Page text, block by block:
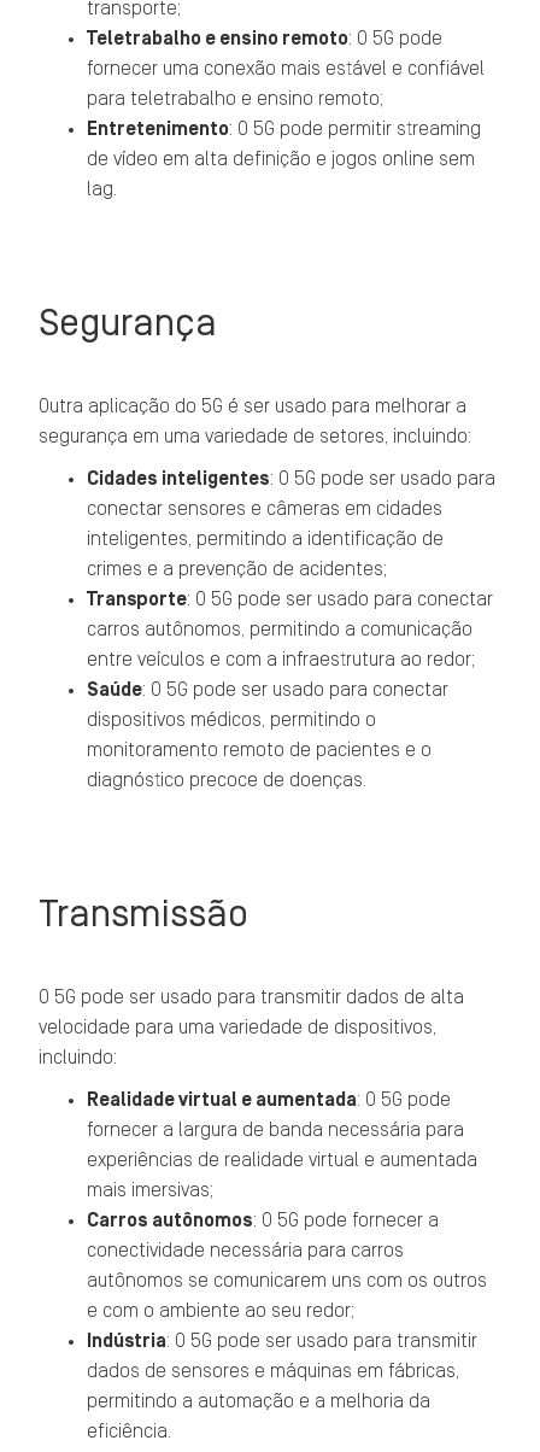
transporte;
Teletrabalho e ensino remoto: O 5G pode
fornecer uma conexão mais estável e confiável
para teletrabalho e ensino remoto;
Entretenimento: O 5G pode permitir streaming
de vídeo em alta definição e jogos online sem
lag.
Segurança
Outra aplicação do 5G é ser usado para melhorar a
segurança em uma variedade de setores, incluindo:
Cidades inteligentes: O 5G pode ser usado para
conectar sensores e câmeras em cidades
inteligentes, permitindo a identificação de
crimes e a prevenção de acidentes;
Transporte: O 5G pode ser usado para conectar
carros autônomos, permitindo a comunicação
entre veículos e com a infraestrutura ao redor;
Saúde: O 5G pode ser usado para conectar
dispositivos médicos, permitindo o
monitoramento remoto de pacientes e o
diagnóstico precoce de doenças.
Transmissão
O 5G pode ser usado para transmitir dados de alta
velocidade para uma variedade de dispositivos,
incluindo:
Realidade virtual e aumentada: O 5G pode
fornecer a largura de banda necessária para
experiências de realidade virtual e aumentada
mais imersivas;
Carros autônomos: O 5G pode fornecer a
conectividade necessária para carros
autônomos se comunicarem uns com os outros
e com o ambiente ao seu redor;
Indústria: O 5G pode ser usado para transmitir
dados de sensores e máquinas em fábricas,
permitindo a automação e a melhoria da
eficiência.